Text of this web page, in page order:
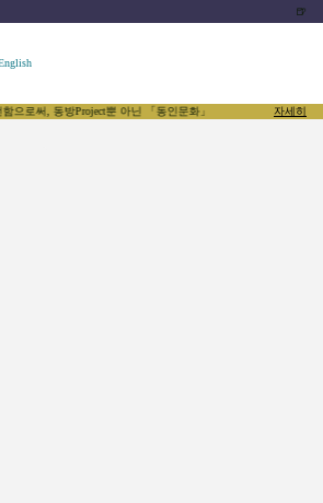
🍺
Project뿐 아닌 「동인문화」 그 자체를 더욱 자극하는 매체를
자세히